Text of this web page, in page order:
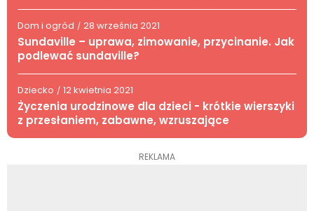
Dom i ogród / 28 września 2021
Sundaville – uprawa, zimowanie, przycinanie. Jak
podlewać sundaville?
Dziecko / 12 kwietnia 2021
Życzenia urodzinowe dla dzieci - krótkie wierszyki
z przesłaniem, zabawne, wzruszające
REKLAMA